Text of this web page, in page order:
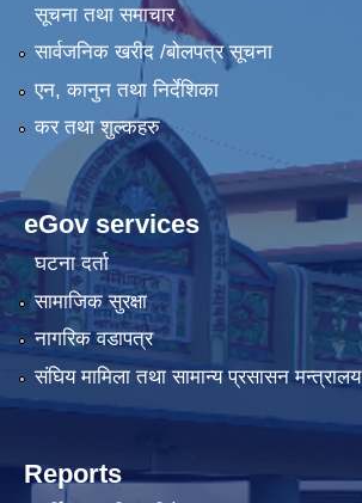
सूचना तथा समाचार
सार्वजनिक खरीद /बोलपत्र सूचना
एन, कानुन तथा निर्देशिका
कर तथा शुल्कहरु
eGov services
घटना दर्ता
सामाजिक सुरक्षा
नागरिक वडापत्र
संघिय मामिला तथा सामान्य प्रसासन मन्त्रालय
Reports